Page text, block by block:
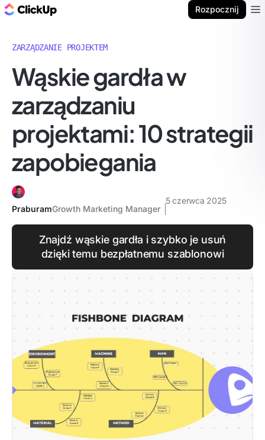
Rozpocznij
ZARZĄDZANIE PROJEKTEM
Wąskie gardła w
zarządzaniu
projektami: 10 strategii
zapobiegania
PraburamGrowth Marketing Manager
5 czerwca 2025
Znajdź wąskie gardła i szybko je usuń
dzięki temu bezpłatnemu szablonowi